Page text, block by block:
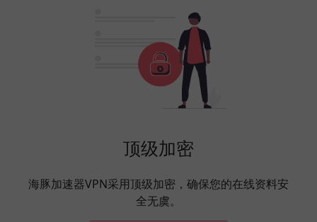
顶级加密
海豚加速器VPN采用顶级加密，确保您的在线资料安
全无虞。